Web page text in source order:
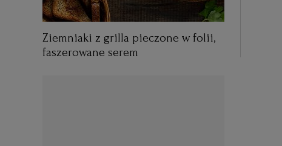
Ziemniaki z grilla pieczone w folii,
faszerowane serem